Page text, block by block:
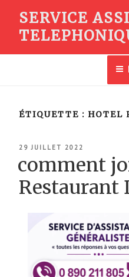
contenu
SERVICE
ÉTIQUETTE : HOTEL
PUBLIÉ
29 JUILLET 2022
comment
Restaurant